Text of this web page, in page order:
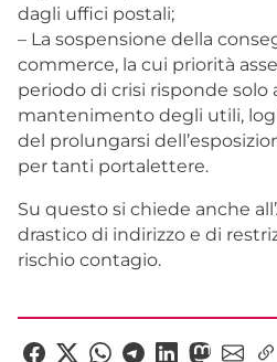
dagli uffici postali;
– La sospensione della
commerce, la cui priorità
periodo di crisi risponde solo
mantenimento degli utili,
del prolungarsi
per tanti portalettere.
Su questo si chiede anche
drastico di indirizzo e di
rischio contagio.